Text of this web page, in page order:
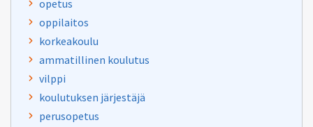
opetus
oppilaitos
korkeakoulu
ammatillinen koulutus
vilppi
koulutuksen järjestäjä
perusopetus